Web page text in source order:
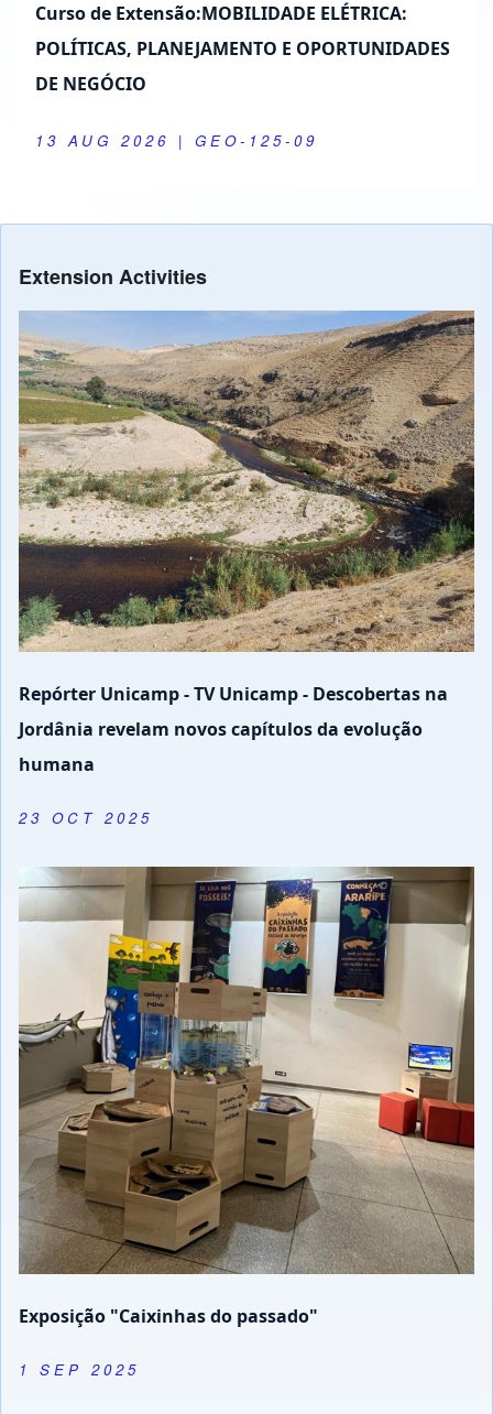
Curso de Extensão:MOBILIDADE ELÉTRICA:
POLÍTICAS, PLANEJAMENTO E OPORTUNIDADES
DE NEGÓCIO
13 AUG 2026 | GEO-125-09
Extension Activities
Repórter Unicamp - TV Unicamp - Descobertas na
Jordânia revelam novos capítulos da evolução
humana
23 OCT 2025
Exposição "Caixinhas do passado"
1 SEP 2025